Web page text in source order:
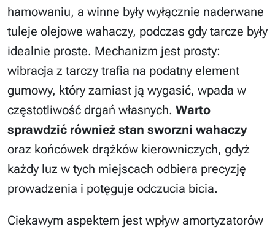
hamowaniu, a winne były wyłącznie naderwane
tuleje olejowe wahaczy, podczas gdy tarcze były
idealnie proste. Mechanizm jest prosty:
wibracja z tarczy trafia na podatny element
gumowy, który zamiast ją wygasić, wpada w
częstotliwość drgań własnych. Warto
sprawdzić również stan sworzni wahaczy
oraz końcówek drążków kierowniczych, gdyż
każdy luz w tych miejscach odbiera precyzję
prowadzenia i potęguje odczucia bicia.
Ciekawym aspektem jest wpływ amortyzatorów